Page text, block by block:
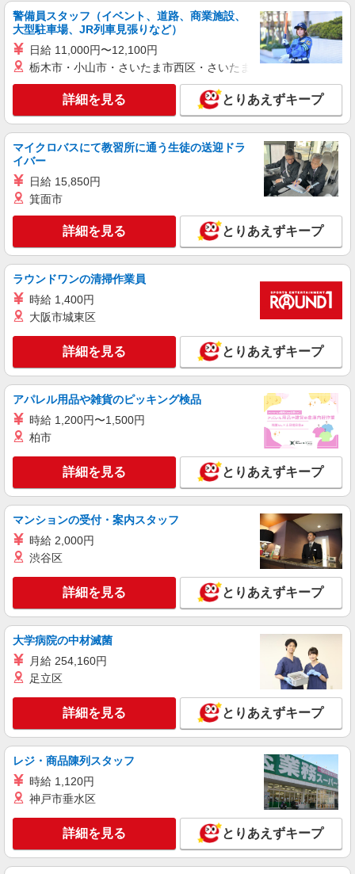
契約社員
株式会社東海道シグマ
医療事務
月給168300円 （月稼働時間/153時間相当分）
静岡県浜松市中央区住吉
キープ 詳細を見る
派遣社員
株式会社東海道シグマ
時給1150円 交通費支給あり（規定あり） ※駐
車場代は自己負担ですが補助があります
静岡県浜松市中央区住吉
キープ 詳細を見る
株式会社東海道シグマ
総合病院外来窓口での料金計算・予約取得のお
仕事
時給1100円 ◎交通費支給（通勤片道2キロ以
キープ 詳細を見る
株式会社東海道シグマ
総合病院外来窓口での料金計算・予約取得対応
月給168300円 （月稼働時間/153時間相当分）
◎交通費支給（通勤片道2キロ以上）
静岡県浜松市中央区住吉
キープ 詳細を見る
派遣社員
総合病院の外来サポート（患者さんのご案内、
物品補充など）
時給1,300円 ＋交通費規定支給 【月収例】
時給1,300円×実働8時間×21日＝218,400円
キープ 詳細を見る
警備員スタッフ（イベント、道路、商業施設、
大型駐車場、JR列車見張りなど）
日給 11,000円〜12,100円
栃木市・小山市・さいたま市西区・さいたま市岩槻区・久喜市・
詳細を見る とりあえずキープ
マイクロバスにて教習所に通う生徒の送迎ドラ
イバー
日給 15,850円
箕面市
詳細を見る とりあえずキープ
ラウンドワンの清掃作業員
時給 1,400円
大阪市城東区
詳細を見る とりあえずキープ
アパレル用品や雑貨のピッキング検品
時給 1,200円〜1,500円
柏市
詳細を見る とりあえずキープ
マンションの受付・案内スタッフ
時給 2,000円
渋谷区
詳細を見る とりあえずキープ
大学病院の中材滅菌
月給 254,160円
足立区
詳細を見る とりあえずキープ
レジ・商品陳列スタッフ
時給 1,120円
神戸市垂水区
詳細を見る とりあえずキープ